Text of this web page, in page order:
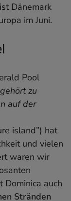
Dänemark
im Juni.
zu
auf der
island”) hat
und vielen
waren wir
Dominica auch
Stränden